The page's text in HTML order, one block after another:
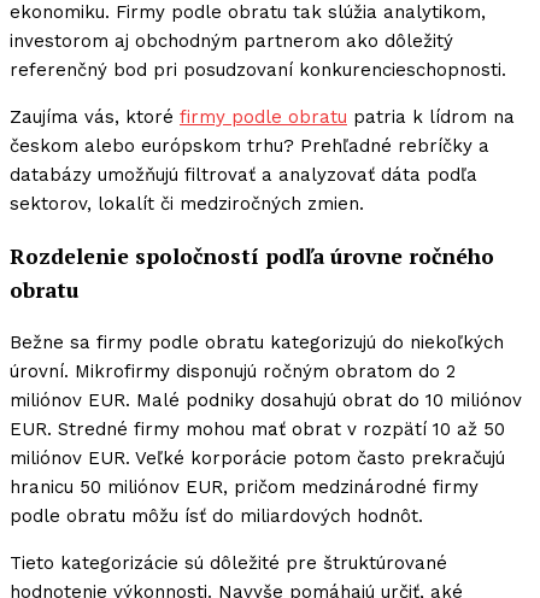
ekonomiku. Firmy podle obratu tak slúžia analytikom,
investorom aj obchodným partnerom ako dôležitý
referenčný bod pri posudzovaní konkurencieschopnosti.
Zaujíma vás, ktoré firmy podle obratu patria k lídrom na
českom alebo európskom trhu? Prehľadné rebríčky a
databázy umožňujú filtrovať a analyzovať dáta podľa
sektorov, lokalít či medziročných zmien.
Rozdelenie spoločností podľa úrovne ročného
obratu
Bežne sa firmy podle obratu kategorizujú do niekoľkých
úrovní. Mikrofirmy disponujú ročným obratom do 2
miliónov EUR. Malé podniky dosahujú obrat do 10 miliónov
EUR. Stredné firmy mohou mať obrat v rozpätí 10 až 50
miliónov EUR. Veľké korporácie potom často prekračujú
hranicu 50 miliónov EUR, pričom medzinárodné firmy
podle obratu môžu ísť do miliardových hodnôt.
Tieto kategorizácie sú dôležité pre štruktúrované
hodnotenie výkonnosti. Navyše pomáhajú určiť, aké